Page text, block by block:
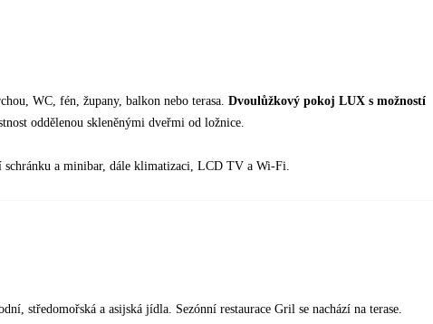
WC, fén, župany, balkon nebo terasa. Dvoulůžkový pokoj LUX s možností
oddělenou skleněnými dveřmi od ložnice.
schránku a minibar, dále klimatizaci, LCD TV a Wi-Fi.
středomořská a asijská jídla. Sezónní restaurace Gril se nachází na terase.